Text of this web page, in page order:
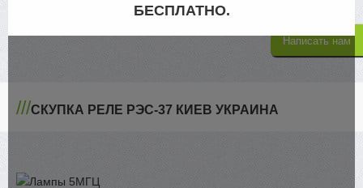
063-805-4302
Написать нам
БЕСПЛАТНО.
///СКУПКА РЕЛЕ РЭС-37 КИЕВ УКРАИНА